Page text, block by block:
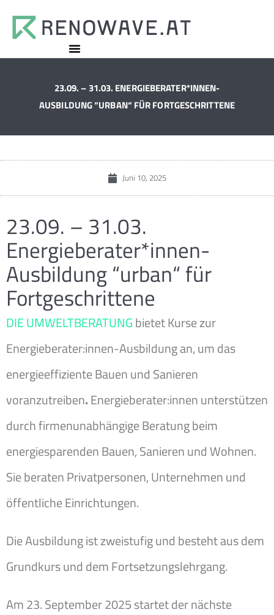
23.09. – 31.03. ENERGIEBERATER*INNEN-
AUSBILDUNG “URBAN“ FÜR FORTGESCHRITTENE
Juni 10, 2025
23.09. – 31.03.
Energieberater*innen-
Ausbildung “urban“ für
Fortgeschrittene
DIE UMWELTBERATUNGbietet Kurse zur
Energieberater:innen-Ausbildung an, um das
energieeffiziente Bauen und Sanieren
voranzutreiben.Energieberater:innen unterstützen
durch firmenunabhängige Beratung beim
energiesparenden Bauen, Sanieren und Wohnen.
Sie beraten Privatpersonen, Unternehmen und
öffentliche Einrichtungen.
Die Ausbildung ist zweistufig und besteht aus dem
Grundkurs und dem Fortsetzungslehrgang.
Am 23. September 2025 startet der nächste